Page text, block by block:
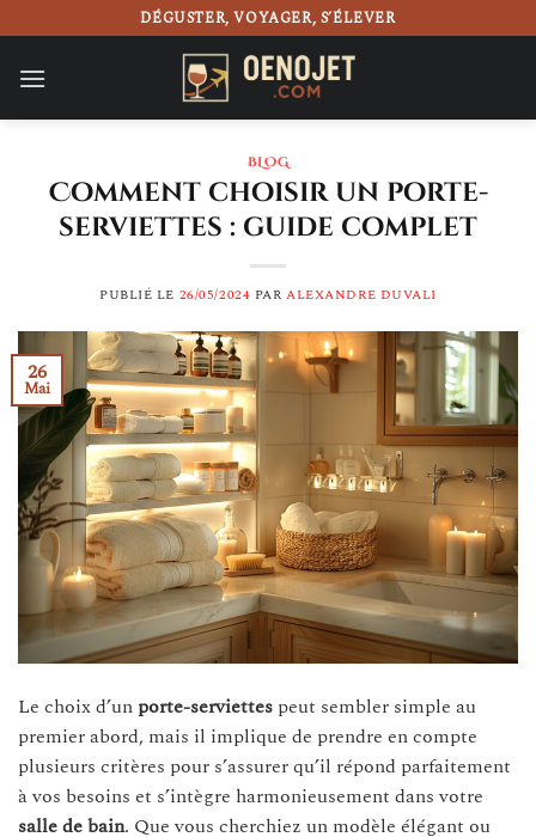
au
contenu
DÉGUSTER, VOYAGER, S’ÉLEVER
BLOG
Comment choisir un porte-
serviettes : guide complet
PUBLIÉ LE 26/05/2024 PARALEXANDRE DUVALI
26
Mai
Le choix d’un porte-serviettes peut sembler simple au
premier abord, mais il implique de prendre en compte
plusieurs critères pour s’assurer qu’il répond parfaitement
à vos besoins et s’intègre harmonieusement dans votre
salle de bain. Que vous cherchiez un modèle élégant ou